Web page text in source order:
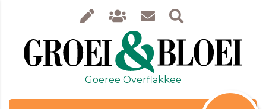
Goeree Overflakkee